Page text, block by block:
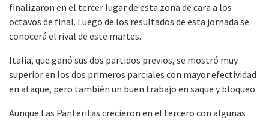
finalizaron en el tercer lugar de esta zona de cara a los
octavos de final. Luego de los resultados de esta jornada se
conocerá el rival de este martes.
Italia, que ganó sus dos partidos previos, se mostró muy
superior en los dos primeros parciales con mayor efectividad
en ataque, pero también un buen trabajo en saque y bloqueo.
Aunque Las Panteritas crecieron en el tercero con algunas